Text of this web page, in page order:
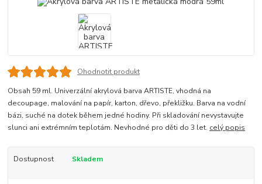
Ohodnotit produkt
Obsah 59 ml. Univerzální akrylová barva ARTISTE, vhodná na
decoupage, malování na papír, karton, dřevo, překližku. Barva na vodní
bázi, suché na dotek během jedné hodiny. Při skladování nevystavujte
slunci ani extrémním teplotám. Nevhodné pro děti do 3 let. celý popis
Dostupnost Skladem